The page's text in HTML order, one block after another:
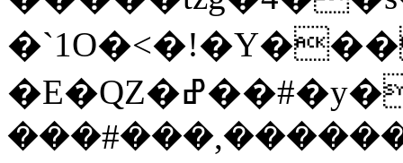
�E�QZ�ߝ��#�у�=:~WU�g�4�C{꘦9{�,�?